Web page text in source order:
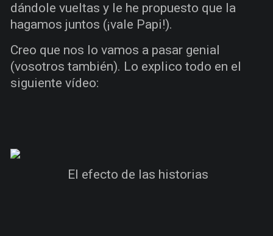
dándole vueltas y le he propuesto que la
hagamos juntos (¡vale Papi!).
Creo que nos lo vamos a pasar genial
(vosotros también). Lo explico todo en el
siguiente vídeo:
El efecto de las historias